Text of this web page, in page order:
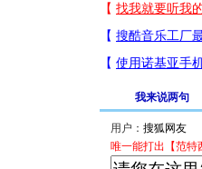
我来说两句
用户：
唯一能打出【范特